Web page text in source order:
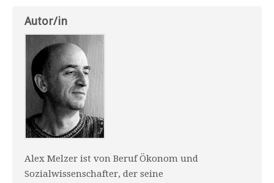
Autor/in
Alex Melzer ist von Beruf Ökonom und
Sozialwissenschafter, der seine